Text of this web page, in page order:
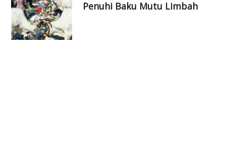
Penuhi Baku Mutu Limbah